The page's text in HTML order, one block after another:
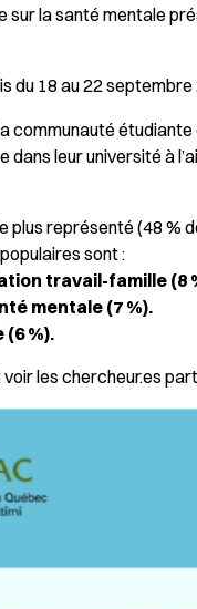
sur la santé mentale
du 18 au 22
communauté
leur université à
plus représenté (48 %
sont :
travail-famille (8
mentale (7 %).
%).
les chercheur.es